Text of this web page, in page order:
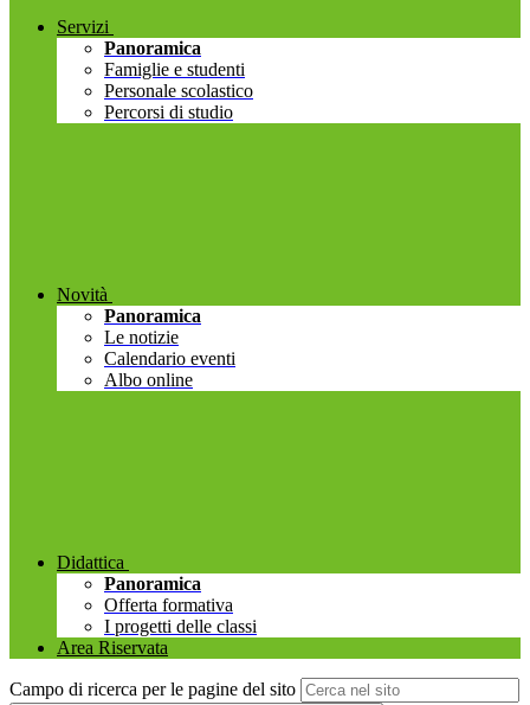
Servizi
Panoramica
Famiglie e studenti
Personale scolastico
Percorsi di studio
Novità
Panoramica
Le notizie
Calendario eventi
Albo online
Didattica
Panoramica
Offerta formativa
I progetti delle classi
Area Riservata
Campo di ricerca per le pagine del sito